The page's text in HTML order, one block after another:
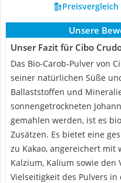
Unsere
Unser Fazit für Cibo
Das Bio-Carob-Pulver von
seiner natürlichen Süße
Ballaststoffen und
sonnengetrockneten
gemahlen werden, ist es
Zusätzen. Es bietet eine
zu Kakao, angereichert
Kalzium, Kalium sowie den
Vielseitigkeit des Pulvers